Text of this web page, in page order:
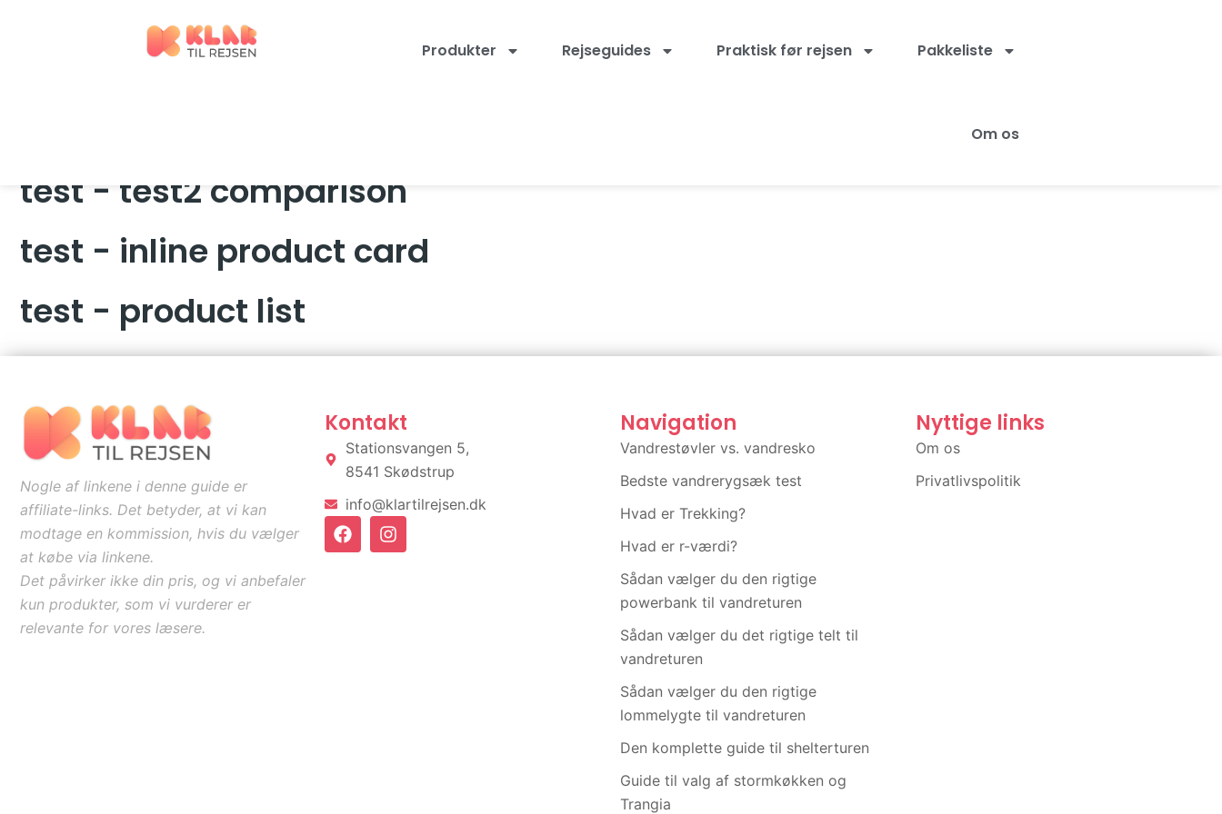
Produkter Rejseguides Praktisk før rejsen Pakkeliste
Om os
test - test2 comparison
test - inline product card
test - product list
Nogle af linkene i denne guide er
affiliate-links. Det betyder, at vi kan
modtage en kommission, hvis du vælger
at købe via linkene.
Det påvirker ikke din pris, og vi anbefaler
kun produkter, som vi vurderer er
relevante for vores læsere.
Kontakt
Stationsvangen 5,
8541 Skødstrup
info@klartilrejsen.dk
F
a
I
n
Navigation
Vandrestøvler vs. vandresko
Bedste vandrerygsæk test
Hvad er Trekking?
Hvad er r-værdi?
Sådan vælger du den rigtige
powerbank til vandreturen
Sådan vælger du det rigtige telt til
vandreturen
Sådan vælger du den rigtige
lommelygte til vandreturen
Den komplette guide til shelterturen
Guide til valg af stormkøkken og
Trangia
Nyttige links
Om os
Privatlivspolitik